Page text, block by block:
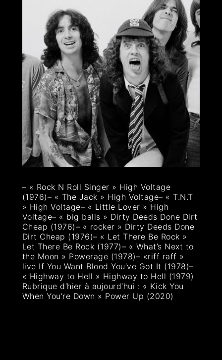
– « Rock N Roll Singer » High Voltage
(1976)– « The Jack » High Voltage– « T.N.T
» High Voltage– « Little Lover » High
Voltage– « big balls » Dirty Deeds Done Dirt
Cheap (1976)– « rocker » Dirty Deeds Done
Dirt Cheap (1976)– « Let There Be Rock »
Let There Be Rock (1977)– « What’s Next to
the Moon » Powerage (1978)– «riff raff »
live If You Want Blood You’ve Got It (1978)–
« Highway to Hell » Highway to Hell (1979)
Rubrique d’hier à aujourd’hui : « Kick You
When You’re Down » Power Up (2020)